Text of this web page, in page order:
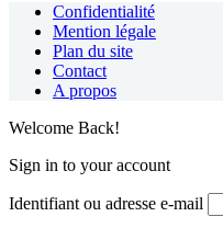
Confidentialité
Mention légale
Plan du site
Contact
A propos
Welcome Back!
Sign in to your account
Identifiant ou adresse e-mail